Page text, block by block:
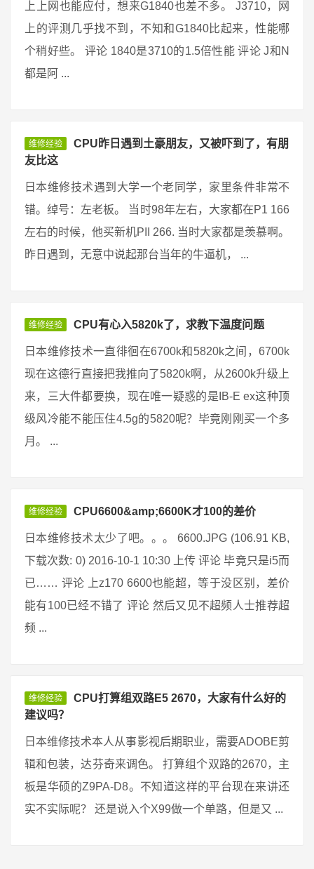
上上网也能应付，想来G1840也差不多。 J3710，网
上的评测几乎找不到，不知和G1840比起来，性能哪
个稍好些。 评论 1840是3710的1.5倍性能 评论 J和N
都是阿 ...
维修经验
CPU昨日遇到土豪朋友，又被吓到了，有朋
友比这
日本维修技术遇到大学一个老同学，家里条件非常不
错。绰号：左老板。 当时98年左右，大家都在P1 166
左右的时候，他买新机PII 266. 当时大家都是羡慕啊。
昨日遇到，无意中说起那台当年的牛逼机， ...
维修经验 CPU有心入5820k了，求教下温度问题
日本维修技术一直徘徊在6700k和5820k之间，6700k
现在这德行直接把我推向了5820k啊，从2600k升级上
来，三大件都要换，现在唯一疑惑的是IB-E ex这种顶
级风冷能不能压住4.5g的5820呢？毕竟刚刚买一个多
月。 ...
维修经验 CPU6600&amp;6600K才100的差价
日本维修技术太少了吧。。。 6600.JPG (106.91 KB,
下载次数: 0) 2016-10-1 10:30 上传 评论 毕竟只是i5而
已…… 评论 上z170 6600也能超，等于没区别，差价
能有100已经不错了 评论 然后又见不超频人士推荐超
频 ...
维修经验
CPU打算组双路E5 2670，大家有什么好的
建议吗？
日本维修技术本人从事影视后期职业，需要ADOBE剪
辑和包装，达芬奇来调色。 打算组个双路的2670，主
板是华硕的Z9PA-D8。不知道这样的平台现在来讲还
实不实际呢？ 还是说入个X99做一个单路，但是又 ...